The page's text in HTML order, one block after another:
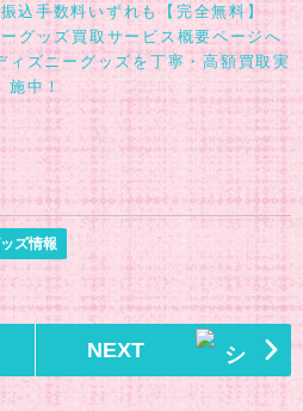
込手数料いずれも【完全無料】
ィズニーグッズを丁寧・高額買取実
施中！
ズ情報
NEXT